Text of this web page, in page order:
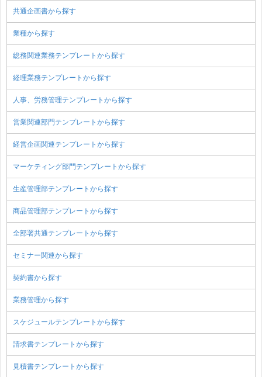
共通企画書から探す
業種から探す
総務関連業務テンプレートから探す
経理業務テンプレートから探す
人事、労務管理テンプレートから探す
営業関連部門テンプレートから探す
経営企画関連テンプレートから探す
マーケティング部門テンプレートから探す
生産管理部テンプレートから探す
商品管理部テンプレートから探す
全部署共通テンプレートから探す
セミナー関連から探す
契約書から探す
業務管理から探す
スケジュールテンプレートから探す
請求書テンプレートから探す
見積書テンプレートから探す